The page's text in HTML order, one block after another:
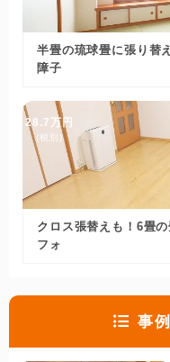
半畳の琉球畳に張り替
障子
28.7万円
(税別)
クロス張替えも！6畳
フォ
事